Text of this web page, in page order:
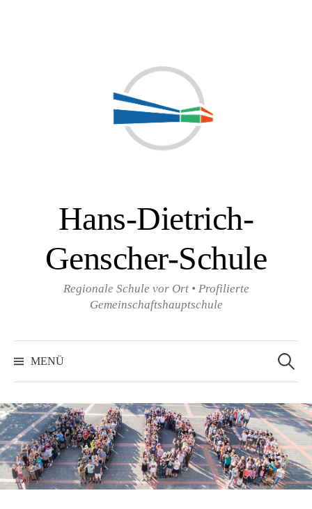
Hans-Dietrich-
Genscher-Schule
Regionale Schule vor Ort • Profilierte
Gemeinschaftshauptschule
MENÜ
nach: